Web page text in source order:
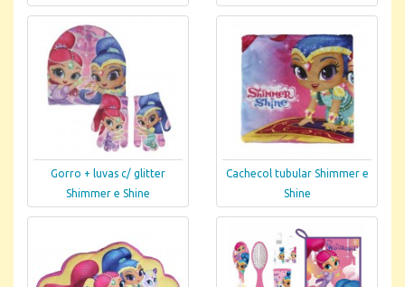
Gorro + luvas c/ glitter
Shimmer e Shine
Cachecol tubular Shimmer e
Shine